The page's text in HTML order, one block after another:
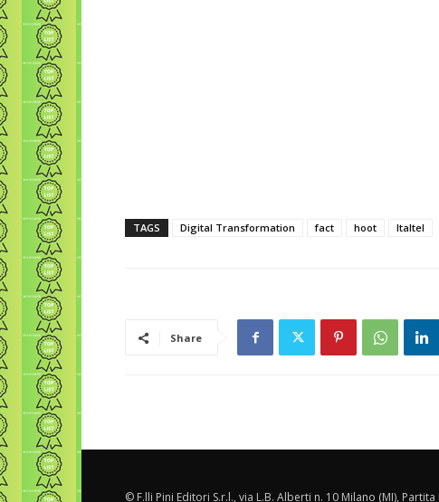
TAGS Digital Transformation fact hoot Italtel
Share
© F.lli Pini Editori S.r.l., via L.B. Alberti n. 10 Milano (MI),